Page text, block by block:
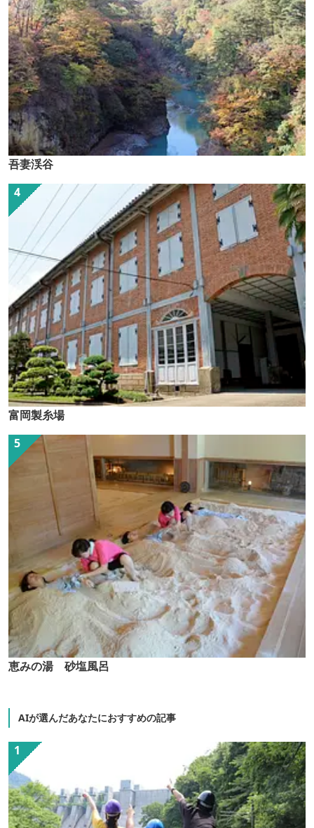
吾妻渓谷
富岡製糸場
恵みの湯 砂塩風呂
AIが選んだあなたにおすすめの記事